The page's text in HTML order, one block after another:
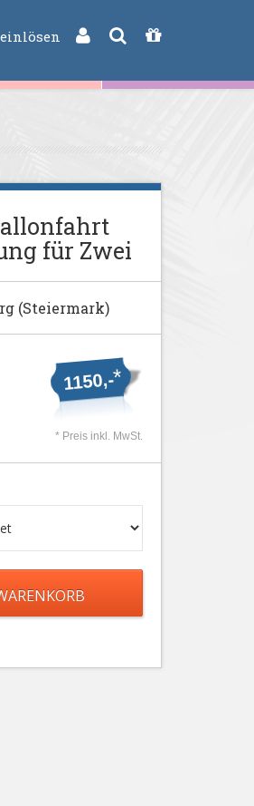
für Zwei
(Steiermark)
1150,-*
* Preis inkl. MwSt.